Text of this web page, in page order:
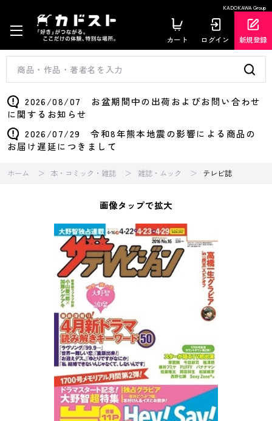
KADOKAWA Group
カート ログイン 新規登録
2026/08/07 お盆期間中の出荷およびお問い合わせ
に関するお知らせ
2026/07/29 令和8年熊本地震の影響による商品の
お届け遅延につきまして
ホーム 本・コミック・雑誌 雑誌・ムック テレビ誌
画像タップで拡大